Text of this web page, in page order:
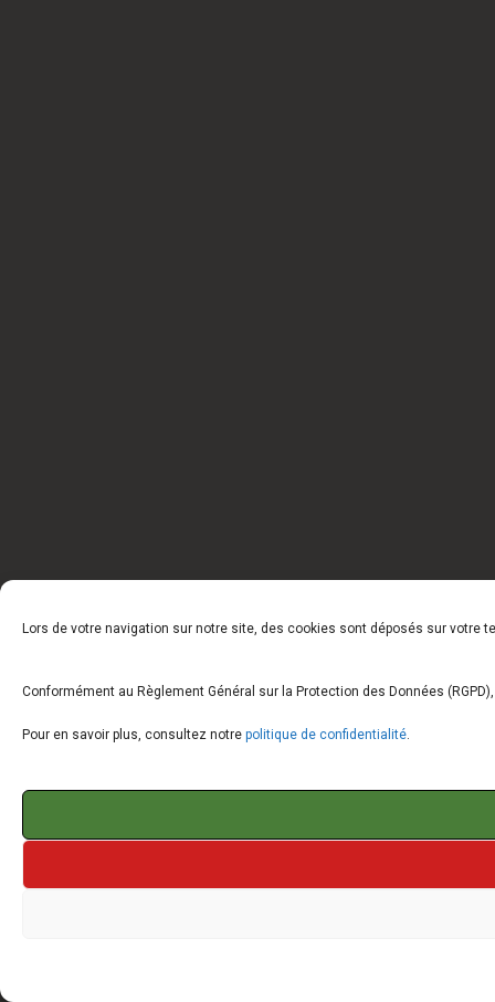
Lors de votre navigation sur notre site, des cookies sont déposés sur votre
Conformément au Règlement Général sur la Protection des Données
Pour en savoir plus, consultez notre politique de confidentialité.